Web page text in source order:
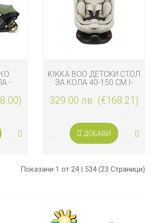
-
KIKKA BOO ДЕТСКИ СТОЛ
ЗА КОЛА 40-150 СМ I-
329.00 лв. (€168.21)
ДОБАВИ
Показани 1 от 24 | 534 (23 Страници)